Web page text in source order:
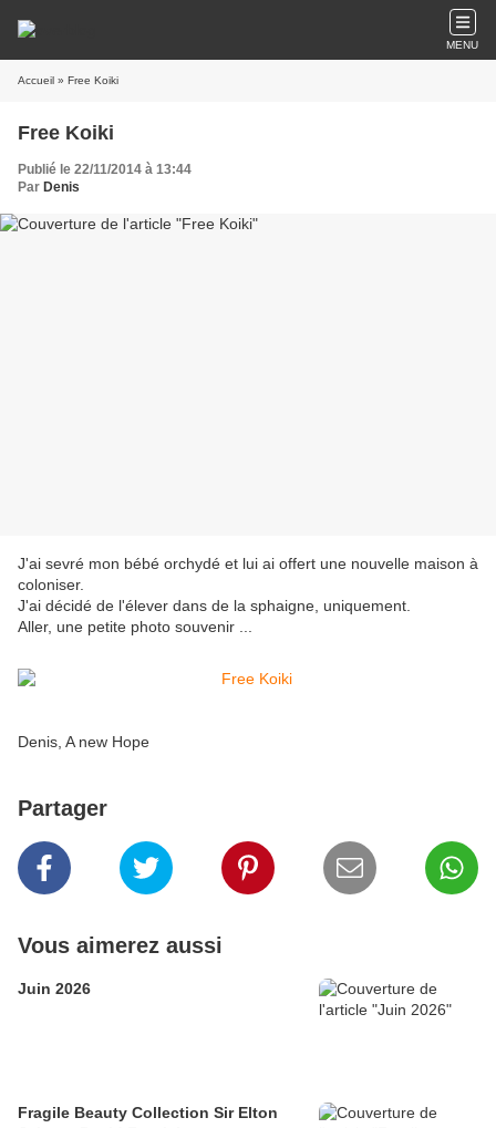
MENU
Accueil » Free Koiki
Free Koiki
Publié le 22/11/2014 à 13:44
Par Denis
J'ai sevré mon bébé orchydé et lui ai offert une nouvelle maison à
coloniser.
J'ai décidé de l'élever dans de la sphaigne, uniquement.
Aller, une petite photo souvenir ...
Denis, A new Hope
Partager
Vous aimerez aussi
Juin 2026
Fragile Beauty Collection Sir Elton